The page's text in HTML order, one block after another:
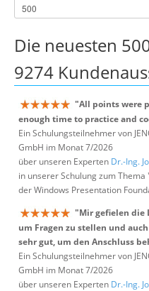
Die neuesten
9274
"All points were
enough time to practice and
Ein Schulungsteilnehmer von
GmbH im Monat 7/2026
über unseren Experten Dr.-Ing.
in unserer Schulung zum
der Windows Presentation
"Mir gefielen die
um Fragen zu stellen und
sehr gut, um den Anschluss
Ein Schulungsteilnehmer von
GmbH im Monat 7/2026
über unseren Experten Dr.-Ing.